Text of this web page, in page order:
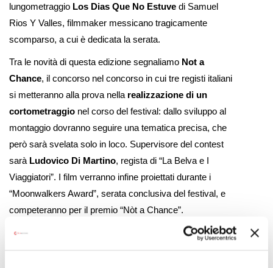
lungometraggio Los Dias Que No Estuve di Samuel
Rios Y Valles, filmmaker messicano tragicamente
scomparso, a cui è dedicata la serata.
Tra le novità di questa edizione segnaliamo Not a
Chance, il concorso nel concorso in cui tre registi italiani
si metteranno alla prova nella realizzazione di un
cortometraggio nel corso del festival: dallo sviluppo al
montaggio dovranno seguire una tematica precisa, che
però sarà svelata solo in loco. Supervisore del contest
sarà Ludovico Di Martino, regista di “La Belva e I
Viaggiatori”. I film verranno infine proiettati durante i
“Moonwalkers Award”, serata conclusiva del festival, e
competeranno per il premio “Nòt a Chance”.
Diretto da Giovanni Labadessa, Nòt Film